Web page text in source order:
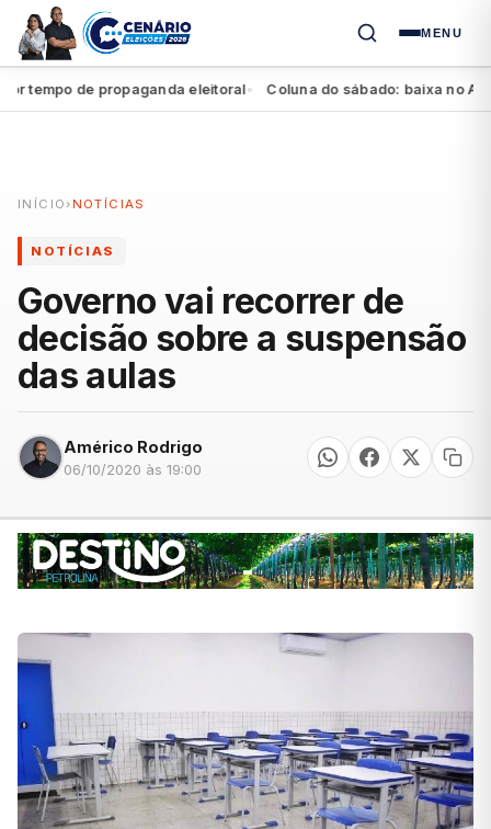
MENU
de propaganda eleitoral● Coluna do sábado: baixa no
INÍCIO › NOTÍCIAS
NOTÍCIAS
Governo vai recorrer de
decisão sobre a suspensão
das aulas
Américo Rodrigo
06/10/2020 às 19:00